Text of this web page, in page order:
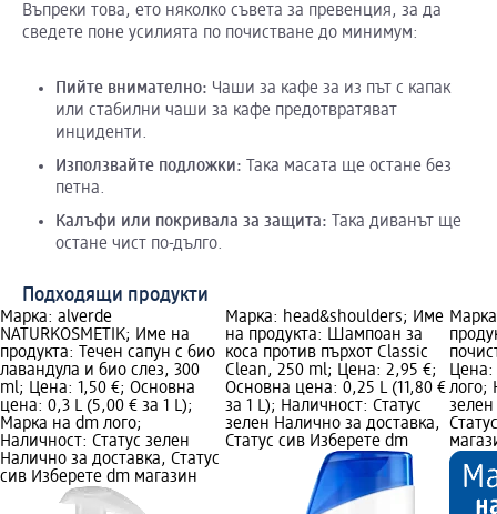
Въпреки това, ето няколко съвета за превенция, за да
сведете поне усилията по почистване до минимум:
Пийте внимателно: Чаши за кафе за из път с капак
или стабилни чаши за кафе предотвратяват
инциденти.
Използвайте подложки: Така масата ще остане без
петна.
Калъфи или покривала за защита: Така диванът ще
остане чист по-дълго.
Подходящи продукти
Марка: alverde
NATURKOSMETIK; Име на
продукта: Течен сапун с био
лавандула и био слез, 300
ml; Цена: 1,50 €; Основна
цена: 0,3 L (5,00 € за 1 L);
Марка на dm лого;
Наличност: Статус зелен
Налично за доставка, Статус
сив Изберете dm магазин
Марка: head&shoulders; Име
на продукта: Шампоан за
коса против пърхот Classic
Clean, 250 ml; Цена: 2,95 €;
Основна цена: 0,25 L (11,80 €
за 1 L); Наличност: Статус
зелен Налично за доставка,
Статус сив Изберете dm
Цена:
лого;